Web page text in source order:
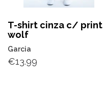
T-shirt cinza c/ print
wolf
Garcia
€13.99